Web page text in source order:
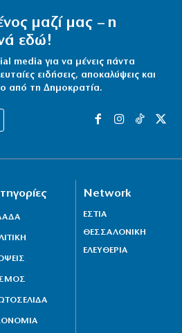
μαζί μας – η
εδώ!
media για να μένεις πάντα
ειδήσεις, αποκαλύψεις και
από τη Δημοκρατία.
Network
ΕΣΤΙΑ
ΘΕΣΣΑΛΟΝΙΚΗ
ΕΛΕΥΘΕΡΙΑ